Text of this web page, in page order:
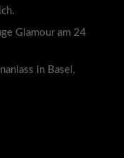
Glamour am 24
in Basel,